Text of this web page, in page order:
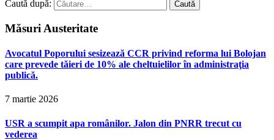
Caută după:
Măsuri Austeritate
Avocatul Poporului sesizează CCR privind reforma lui Bolojan
care prevede tăieri de 10% ale cheltuielilor în administraţia
publică.
7 martie 2026
USR a scumpit apa românilor. Jalon din PNRR trecut cu
vederea